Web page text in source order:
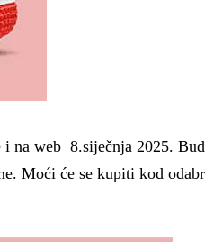
na web 8.siječnja 2025.
Moći će se kupiti kod